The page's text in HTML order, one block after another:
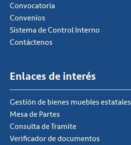
Convocatoria
Convenios
Sistema de Control Interno
Contáctenos
Enlaces de interés
Gestión de bienes muebles estatales
Mesa de Partes
Consulta de Tramite
Verificador de documentos